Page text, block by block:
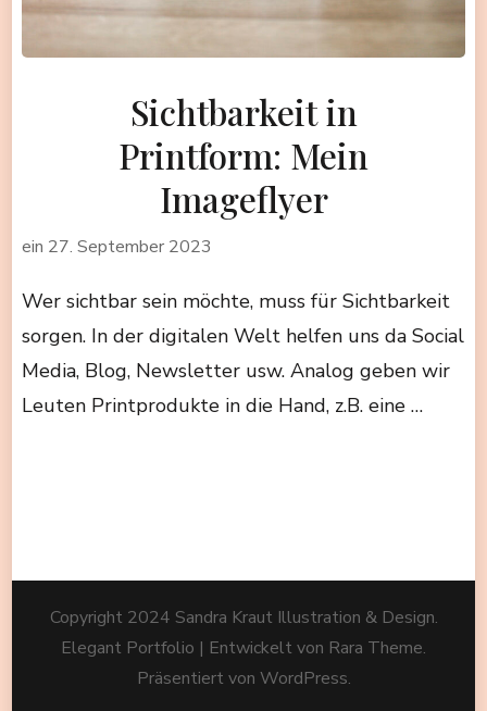
Sichtbarkeit in
Printform: Mein
Imageflyer
ein 27. September 2023
Wer sichtbar sein möchte, muss für Sichtbarkeit
sorgen. In der digitalen Welt helfen uns da Social
Media, Blog, Newsletter usw. Analog geben wir
Leuten Printprodukte in die Hand, z.B. eine …
Copyright 2024 Sandra Kraut Illustration & Design.
Elegant Portfolio | Entwickelt von Rara Theme.
Präsentiert von WordPress.